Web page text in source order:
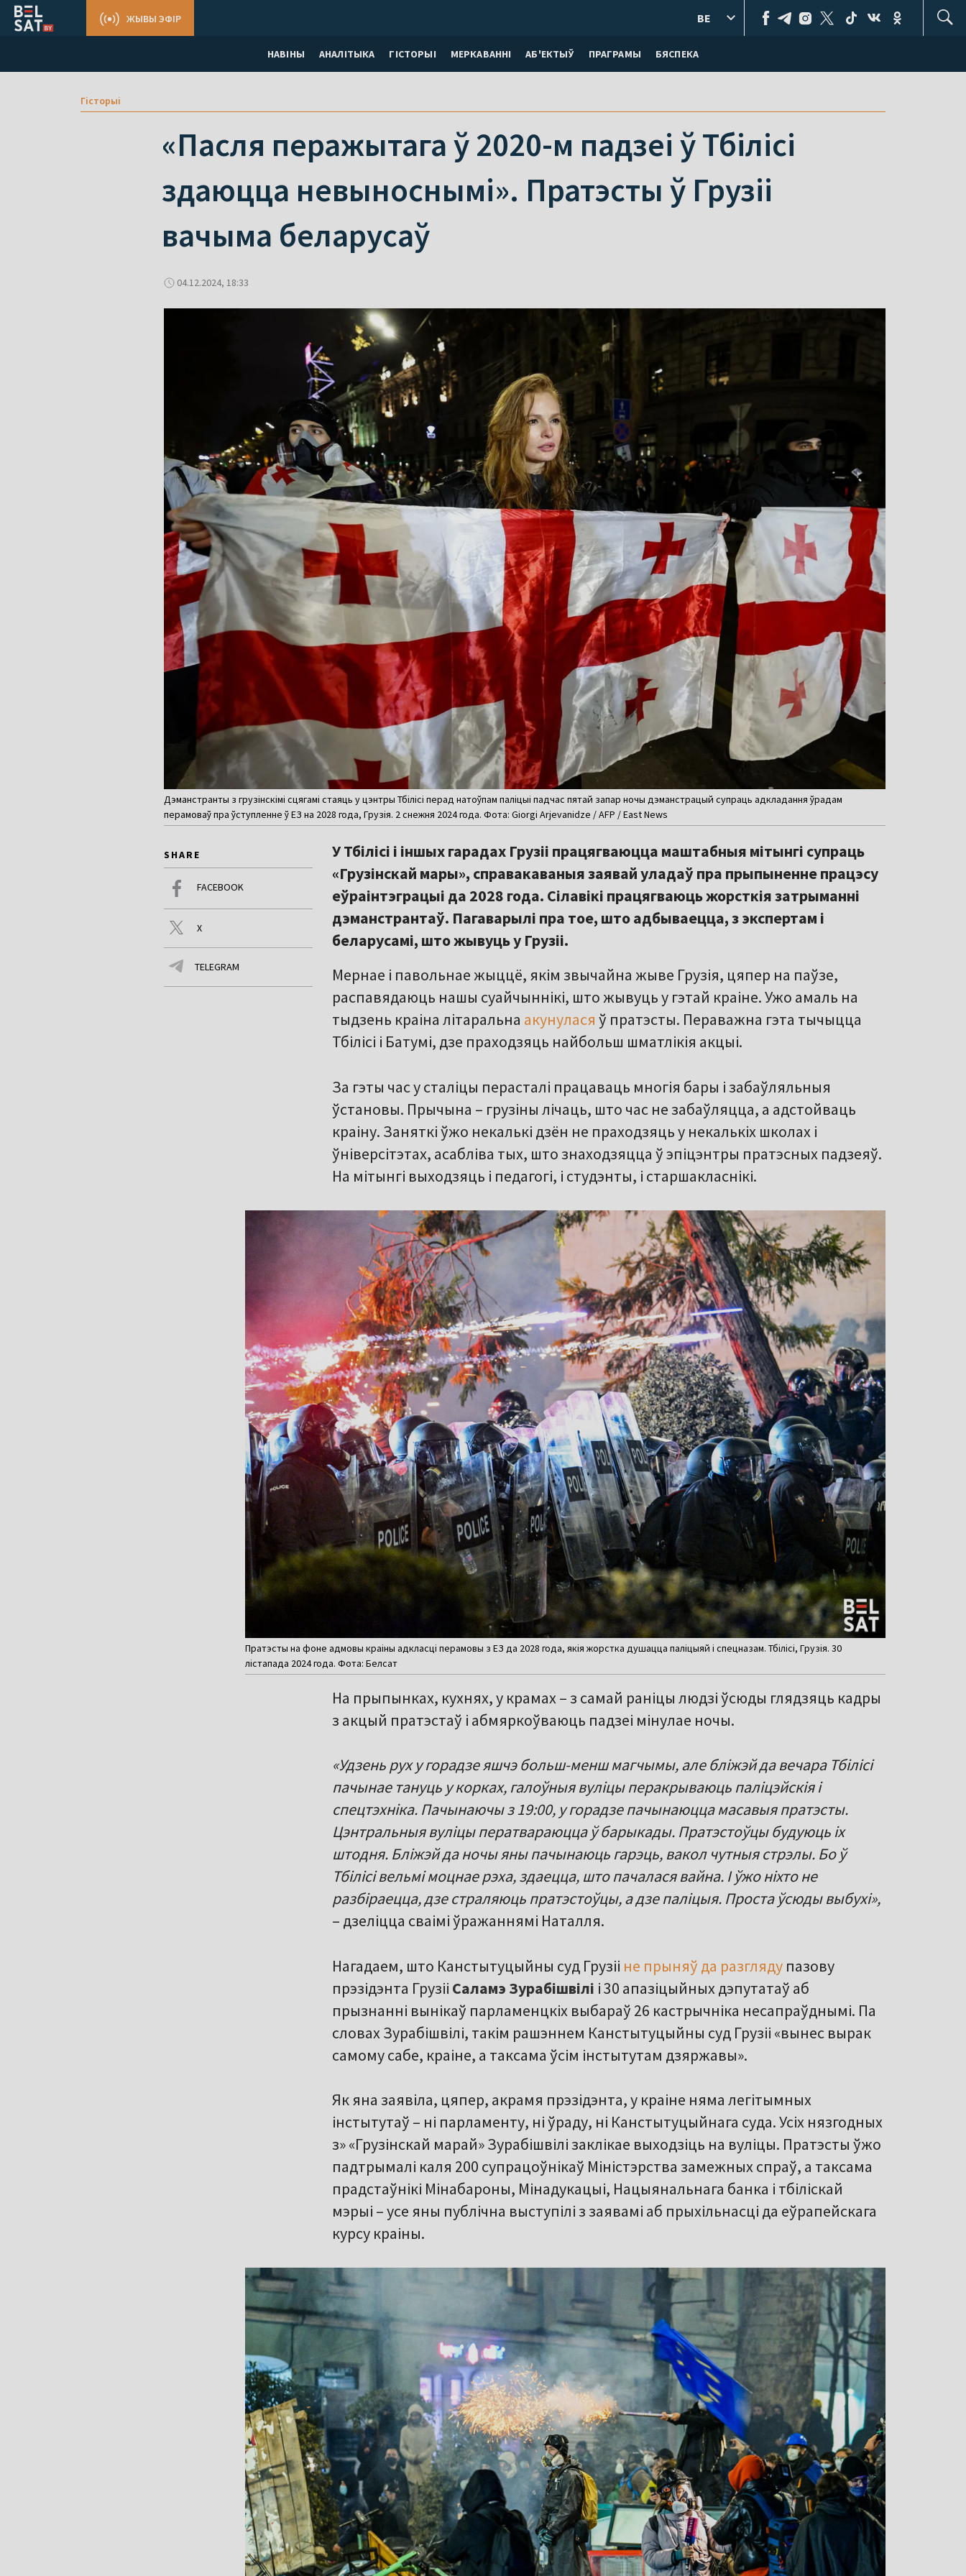
НАВІНЫ АНАЛІТЫКА ГІСТОРЫІ МЕРКАВАННI АБ'ЕКТЫЎ ПРАГРАМЫ БЯСПЕКА
ЖЫВЫ ЭФІР BE
Гісторыі
«Пасля перажытага ў 2020-м падзеі ў Тбілісі
здаюцца невыноснымі». Пратэсты ў Грузіі
вачыма беларусаў
04.12.2024, 18:33
Дэманстранты з грузінскімі сцягамі стаяць у цэнтры Тбілісі перад натоўпам паліцыі падчас пятай запар ночы дэманстрацый супраць адкладання ўрадам
перамоваў пра ўступленне ў ЕЗ на 2028 года, Грузія. 2 снежня 2024 года. Фота: Giorgi Arjevanidze / AFP / East News
SHARE
FACEBOOK
X
TELEGRAM
У Тбілісі і іншых гарадах Грузіі працягваюцца маштабныя мітынгі супраць
«Грузінскай мары», справакаваныя заявай уладаў пра прыпыненне працэсу
еўраінтэграцыі да 2028 года. Сілавікі працягваюць жорсткія затрыманні
дэманстрантаў. Пагаварылі пра тое, што адбываецца, з экспертам і
беларусамі, што жывуць у Грузіі.
Мернае і павольнае жыццё, якім звычайна жыве Грузія, цяпер на паўзе,
распавядаюць нашы суайчыннікі, што жывуць у гэтай краіне. Ужо амаль на
тыдзень краіна літаральна акунулася ў пратэсты. Пераважна гэта тычыцца
Тбілісі і Батумі, дзе праходзяць найбольш шматлікія акцыі.
За гэты час у сталіцы перасталі працаваць многія бары і забаўляльныя
ўстановы. Прычына – грузіны лічаць, што час не забаўляцца, а адстойваць
краіну. Заняткі ўжо некалькі дзён не праходзяць у некалькіх школах і
ўніверсітэтах, асабліва тых, што знаходзяцца ў эпіцэнтры пратэсных падзеяў.
На мітынгі выходзяць і педагогі, і студэнты, і старшакласнікі.
Пратэсты на фоне адмовы краіны адкласці перамовы з ЕЗ да 2028 года, якія жорстка душацца паліцыяй і спецназам. Тбілісі, Грузія. 30
лістапада 2024 года. Фота: Белсат
На прыпынках, кухнях, у крамах – з самай раніцы людзі ўсюды глядзяць кадры
з акцый пратэстаў і абмяркоўваюць падзеі мінулае ночы.
«Удзень рух у горадзе яшчэ больш-менш магчымы, але бліжэй да вечара Тбілісі
пачынае тануць у корках, галоўныя вуліцы перакрываюць паліцэйскія і
спецтэхніка. Пачынаючы з 19:00, у горадзе пачынаюцца масавыя пратэсты.
Цэнтральныя вуліцы ператвараюцца ў барыкады. Пратэстоўцы будуюць іх
штодня. Бліжэй да ночы яны пачынаюць гарэць, вакол чутныя стрэлы. Бо ў
Тбілісі вельмі моцнае рэха, здаецца, што пачалася вайна. І ўжо ніхто не
разбіраецца, дзе страляюць пратэстоўцы, а дзе паліцыя. Проста ўсюды выбухі»,
– дзеліцца сваімі ўражаннямі Наталля.
Нагадаем, што Канстытуцыйны суд Грузіі не прыняў да разгляду пазову
прэзідэнта Грузіі Саламэ Зурабішвілі і 30 апазіцыйных дэпутатаў аб
прызнанні вынікаў парламенцкіх выбараў 26 кастрычніка несапраўднымі. Па
словах Зурабішвілі, такім рашэннем Канстытуцыйны суд Грузіі «вынес вырак
самому сабе, краіне, а таксама ўсім інстытутам дзяржавы».
Як яна заявіла, цяпер, акрамя прэзідэнта, у краіне няма легітымных
інстытутаў – ні парламенту, ні ўраду, ні Канстытуцыйнага суда. Усіх нязгодных
з» «Грузінскай марай» Зурабішвілі заклікае выходзіць на вуліцы. Пратэсты ўжо
падтрымалі каля 200 супрацоўнікаў Міністэрства замежных спраў, а таксама
прадстаўнікі Мінабароны, Мінадукацыі, Нацыянальнага банка і тбіліскай
мэрыі – усе яны публічна выступілі з заявамі аб прыхільнасці да еўрапейскага
курсу краіны.